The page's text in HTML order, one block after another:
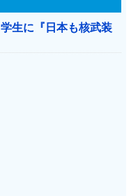
生に『日本も核武装